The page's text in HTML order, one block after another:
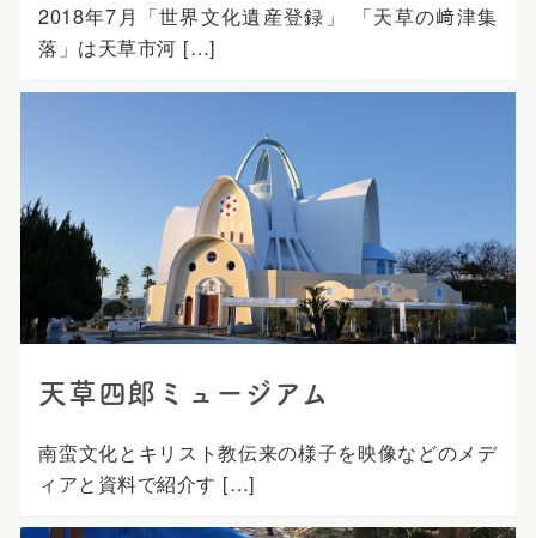
2018年7月「世界文化遺産登録」 「天草の﨑津集
落」は天草市河 […]
天草四郎ミュージアム
南蛮文化とキリスト教伝来の様子を映像などのメデ
ィアと資料で紹介す […]